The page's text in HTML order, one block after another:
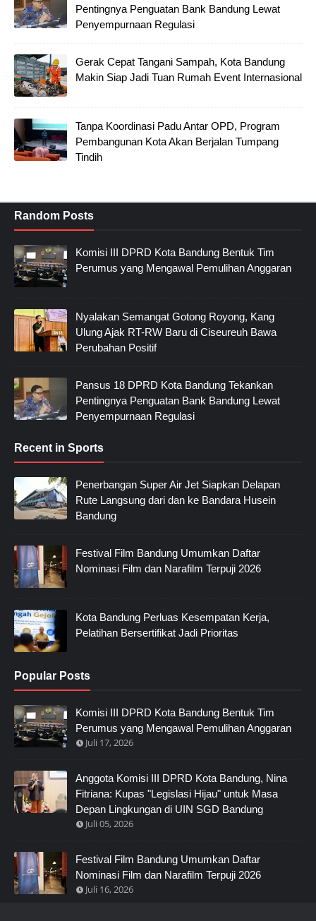
Pentingnya Penguatan Bank Bandung Lewat
Penyempurnaan Regulasi
Gerak Cepat Tangani Sampah, Kota Bandung
Makin Siap Jadi Tuan Rumah Event Internasional
Tanpa Koordinasi Padu Antar OPD, Program
Pembangunan Kota Akan Berjalan Tumpang
Tindih
Random Posts
Komisi III DPRD Kota Bandung Bentuk Tim
Perumus yang Mengawal Pemulihan Anggaran
Nyalakan Semangat Gotong Royong, Kang
Ulung Ajak RT-RW Baru di Ciseureuh Bawa
Perubahan Positif
Pansus 18 DPRD Kota Bandung Tekankan
Pentingnya Penguatan Bank Bandung Lewat
Penyempurnaan Regulasi
Recent in Sports
Penerbangan Super Air Jet Siapkan Delapan
Rute Langsung dari dan ke Bandara Husein
Bandung
Festival Film Bandung Umumkan Daftar
Nominasi Film dan Narafilm Terpuji 2026
Kota Bandung Perluas Kesempatan Kerja,
Pelatihan Bersertifikat Jadi Prioritas
Popular Posts
Komisi III DPRD Kota Bandung Bentuk Tim
Perumus yang Mengawal Pemulihan Anggaran
Juli 17, 2026
Anggota Komisi III DPRD Kota Bandung, Nina
Fitriana: Kupas "Legislasi Hijau" untuk Masa
Depan Lingkungan di UIN SGD Bandung
Juli 05, 2026
Festival Film Bandung Umumkan Daftar
Nominasi Film dan Narafilm Terpuji 2026
Juli 16, 2026